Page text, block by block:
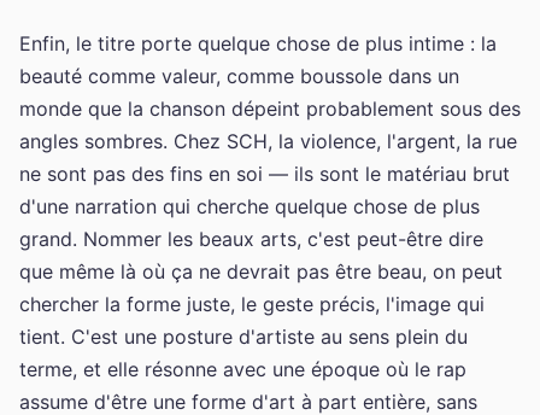
Enfin, le titre porte quelque chose de plus intime : la
beauté comme valeur, comme boussole dans un
monde que la chanson dépeint probablement sous des
angles sombres. Chez SCH, la violence, l'argent, la rue
ne sont pas des fins en soi — ils sont le matériau brut
d'une narration qui cherche quelque chose de plus
grand. Nommer les beaux arts, c'est peut-être dire
que même là où ça ne devrait pas être beau, on peut
chercher la forme juste, le geste précis, l'image qui
tient. C'est une posture d'artiste au sens plein du
terme, et elle résonne avec une époque où le rap
assume d'être une forme d'art à part entière, sans